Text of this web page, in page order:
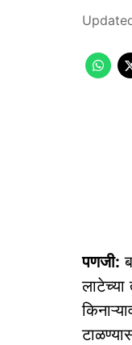
पणजी: